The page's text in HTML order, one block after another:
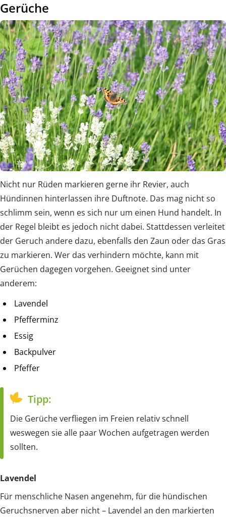
Gerüche
Nicht nur Rüden markieren gerne ihr Revier, auch
Hündinnen hinterlassen ihre Duftnote. Das mag nicht so
schlimm sein, wenn es sich nur um einen Hund handelt. In
der Regel bleibt es jedoch nicht dabei. Stattdessen verleitet
der Geruch andere dazu, ebenfalls den Zaun oder das Gras
zu markieren. Wer das verhindern möchte, kann mit
Gerüchen dagegen vorgehen. Geeignet sind unter
anderem:
Lavendel
Pfefferminz
Essig
Backpulver
Pfeffer
Tipp:
Die Gerüche verfliegen im Freien relativ schnell
weswegen sie alle paar Wochen aufgetragen werden
sollten.
Lavendel
Für menschliche Nasen angenehm, für die hündischen
Geruchsnerven aber nicht – Lavendel an den markierten